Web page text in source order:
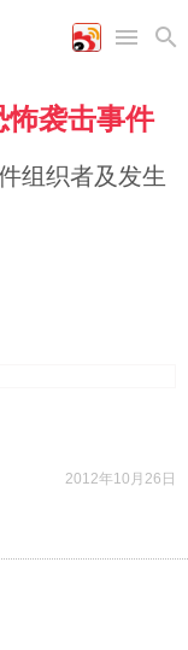
怖袭击事件
组织者及发生
2012年10月26日